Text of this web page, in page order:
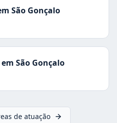
São Gonçalo
em São Gonçalo
de atuação